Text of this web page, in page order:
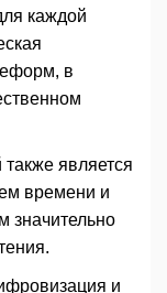
каждой
в
является
времени и
значительно
и